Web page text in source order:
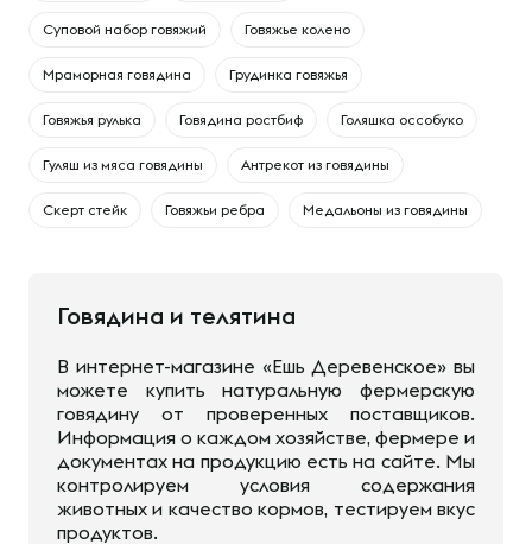
Суповой набор говяжий Говяжье колено
Мраморная говядина Грудинка говяжья
Говяжья рулька Говядина ростбиф Голяшка оссобуко
Гуляш из мяса говядины Антрекот из говядины
Скерт стейк Говяжьи ребра Медальоны из говядины
Говядина и телятина
В интернет-магазине «Ешь Деревенское» вы
можете купить натуральную фермерскую
говядину от проверенных поставщиков.
Информация о каждом хозяйстве, фермере и
документах на продукцию есть на сайте. Мы
контролируем условия содержания
животных и качество кормов, тестируем вкус
продуктов.